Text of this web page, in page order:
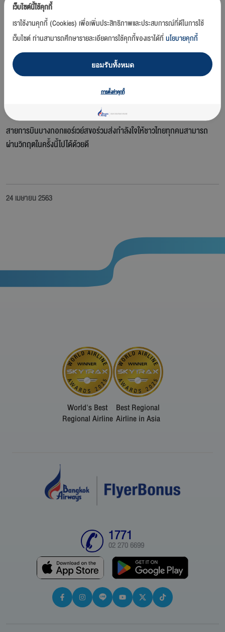
24 เมษายน 2563 (วันนี้) –บริษัท การบินกรุงเทพ จำกัด (มหาชน) หรือ
สายการบินบางกอกแอร์เวย์ส ร่วมเป็นส่วนหนึ่งในการสนับสนุนและอำนวย
ความสะดวกให้กับสภากาชาดไทย โดยจัดเที่ยวบินพิเศษ (ไป-กลับ) เส้นทาง
บริจาคและแจกจ่ายสิ่งของช่วยเหลือประชาชนภาคใต้ที่ได้รับความเดือดร้อน
จากผลกระทบของโรคติดเชื้อไวรัสโคโรนา 2019 (โควิด -19)
สายการบินบางกอกแอร์เวย์สขอร่วมส่งกำลังใจให้ชาวไทยทุกคนสามารถ
ผ่านวิกฤตในครั้งนี้ไปได้ด้วยดี
24 เมษายน 2563
World's Best
Regional Airline
Best Regional
Airline in Asia
1771
02 270 6699
เว็บไซต์นี้ใช้คุกกี้
เราใช้งานคุกกี้ (Cookies) เพื่อเพิ่มประสิทธิภาพและประสบการณ์ที่ดีในการใช้
เว็บไซต์ ท่านสามารถศึกษารายละเอียดการใช้คุกกี้ของเราได้ที่นโยบายคุกกี้
ยอมรับทั้งหมด
การตั้งค่าคุกกี้